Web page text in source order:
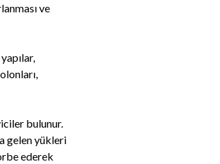
ve
bulunur.
gelen yükleri
ederek